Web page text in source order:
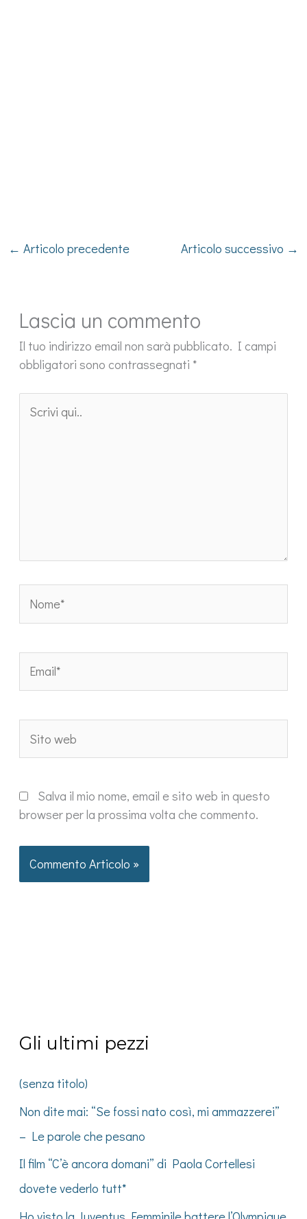
← Articolo precedente Articolo successivo →
Lascia un commento
Il tuo indirizzo email non sarà pubblicato. I campi
obbligatori sono contrassegnati *
qui..
web
Salva il mio nome, email e sito web in questo
browser per la prossima volta che commento.
Gli ultimi pezzi
(senza titolo)
Non dite mai: “Se fossi nato così, mi ammazzerei”
– Le parole che pesano
Il film “C’è ancora domani” di Paola Cortellesi
dovete vederlo tutt*